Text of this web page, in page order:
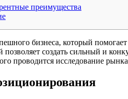
преимущества
бизнеса, который
позволяет создать сильный и
проводится исследование